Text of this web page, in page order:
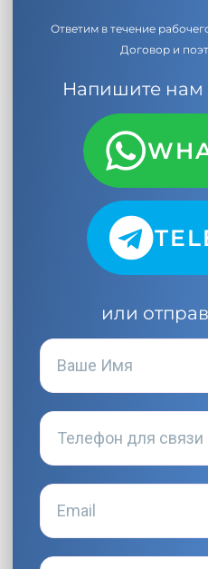
Ответим в течение
Договор и
Напишите нам
или